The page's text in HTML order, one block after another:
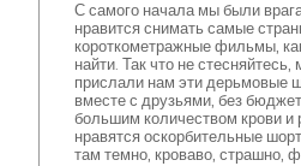
С самого начала мы были
нравится снимать самые
короткометражные фильмы,
найти. Так что не
прислали нам эти дерьмовые
вместе с друзьями, без
большим количеством крови и
нравятся оскорбительные
там темно, кроваво, страшно,